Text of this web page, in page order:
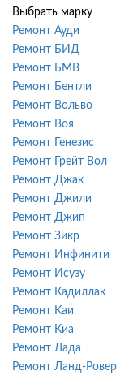
Выбрать марку
Ремонт Ауди
Ремонт БИД
Ремонт БМВ
Ремонт Бентли
Ремонт Вольво
Ремонт Воя
Ремонт Генезис
Ремонт Грейт Вол
Ремонт Джак
Ремонт Джили
Ремонт Джип
Ремонт Зикр
Ремонт Инфинити
Ремонт Исузу
Ремонт Кадиллак
Ремонт Каи
Ремонт Киа
Ремонт Лада
Ремонт Ланд-Ровер